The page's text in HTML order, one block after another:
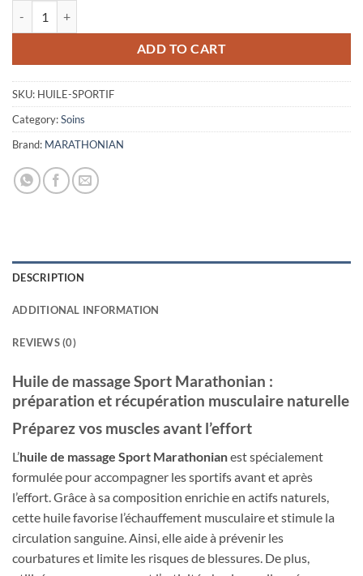
ADD TO CART
SKU: HUILE-SPORTIF
Category:Soins
Brand: MARATHONIAN
DESCRIPTION
ADDITIONAL INFORMATION
REVIEWS (0)
Huile de massage Sport Marathonian :
préparation et récupération musculaire naturelle
Préparez vos muscles avant l’effort
L’huile de massage Sport Marathonianest spécialement
formulée pour accompagner les sportifs avant et après
l’effort. Grâce à sa composition enrichie en actifs naturels,
cette huile favorise l’échauffement musculaire et stimule la
circulation sanguine. Ainsi, elle aide à prévenir les
courbatures et limite les risques de blessures. De plus,